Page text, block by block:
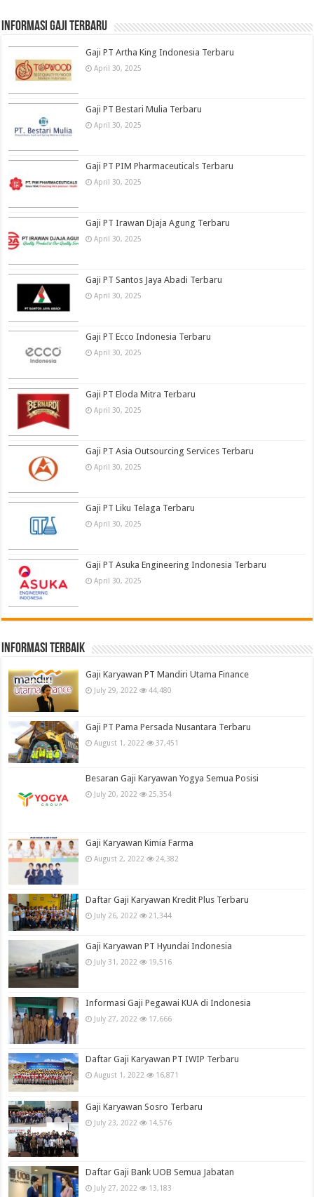
informasi gaji terbaru
Gaji PT Artha King Indonesia Terbaru
April 30, 2025
Gaji PT Bestari Mulia Terbaru
April 30, 2025
Gaji PT PIM Pharmaceuticals Terbaru
April 30, 2025
Gaji PT Irawan Djaja Agung Terbaru
April 30, 2025
Gaji PT Santos Jaya Abadi Terbaru
April 30, 2025
Gaji PT Ecco Indonesia Terbaru
April 30, 2025
Gaji PT Eloda Mitra Terbaru
April 30, 2025
Gaji PT Asia Outsourcing Services Terbaru
April 30, 2025
Gaji PT Liku Telaga Terbaru
April 30, 2025
Gaji PT Asuka Engineering Indonesia Terbaru
April 30, 2025
informasi terbaik
Gaji Karyawan PT Mandiri Utama Finance
July 29, 2022 44,480
Gaji PT Pama Persada Nusantara Terbaru
August 1, 2022 37,451
Besaran Gaji Karyawan Yogya Semua Posisi
July 20, 2022 25,354
Gaji Karyawan Kimia Farma
August 2, 2022 24,382
Daftar Gaji Karyawan Kredit Plus Terbaru
July 26, 2022 21,344
Gaji Karyawan PT Hyundai Indonesia
July 31, 2022 19,516
Informasi Gaji Pegawai KUA di Indonesia
July 27, 2022 17,666
Daftar Gaji Karyawan PT IWIP Terbaru
August 1, 2022 16,871
Gaji Karyawan Sosro Terbaru
July 23, 2022 14,576
Daftar Gaji Bank UOB Semua Jabatan
July 27, 2022 13,183